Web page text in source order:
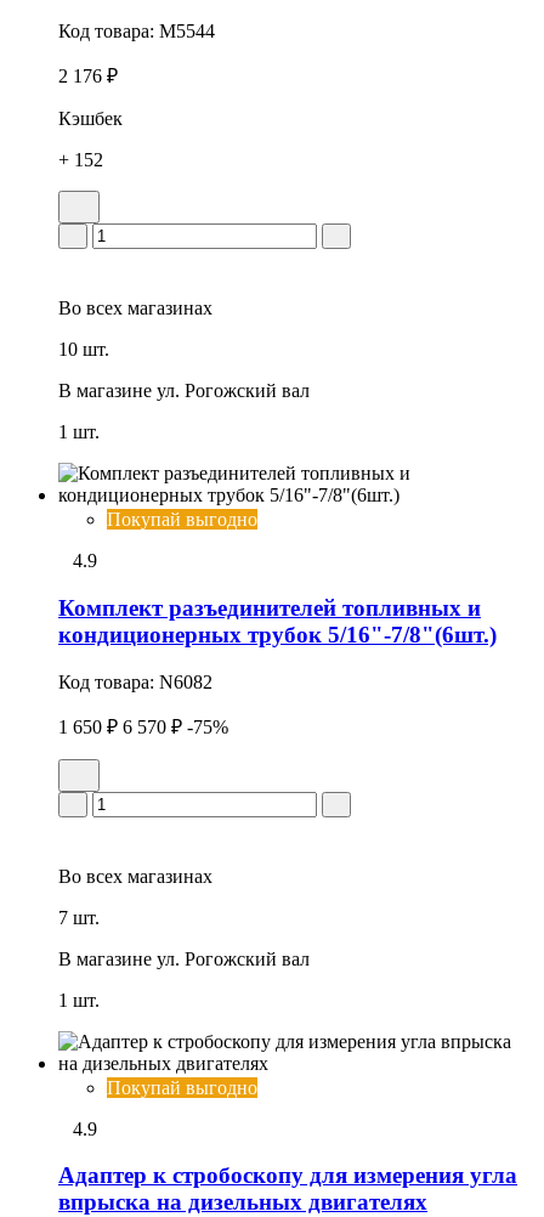
Код товара: M5544
2 176 ₽
Кэшбек
+ 152
Во всех магазинах
10 шт.
В магазине ул. Рогожский вал
1 шт.
Покупай выгодно
4.9
Комплект разъединителей топливных и
кондиционерных трубок 5/16"-7/8"(6шт.)
Код товара: N6082
1 650 ₽ 6 570 ₽ -75%
Во всех магазинах
7 шт.
В магазине ул. Рогожский вал
1 шт.
Покупай выгодно
4.9
Адаптер к стробоскопу для измерения угла
впрыска на дизельных двигателях